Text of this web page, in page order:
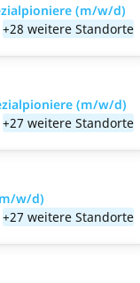
(m/w/d)
+28 weitere Standorte
(m/w/d)
+27 weitere Standorte
w/d)
+27 weitere Standorte